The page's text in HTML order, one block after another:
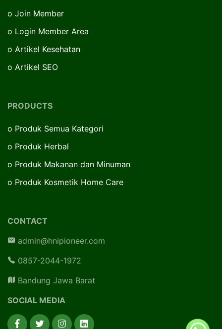
o Join Member
o Login Member Area
o Artikel Kesehatan
o Artikel SEO
PRODUCTS
o Produk Semua Kategori
o Produk Herbal
o Produk Makanan dan Minuman
o Produk Kosmetik Home Care
CONTACT
admin@hnipioneer.com
0857-2044-1972
Bandung Jawa Barat
SOCIAL MEDIA